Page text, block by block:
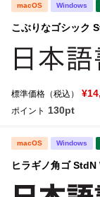
macOS Windows
こぶりなゴシック
標準価格（税込）
ポイント 130pt
macOS Windows
ヒラギノ角ゴ